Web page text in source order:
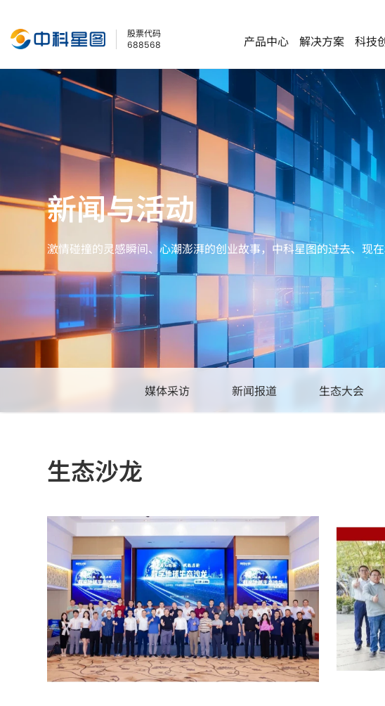
股票代码
688568
产品中心
产品中心
低空经济
商业航天
地理信息
低空经济
低空在
低空规
安全
飞行
场景应
解决方案
解决方案
低空经济
商业航天
地理信息
低空经济
面向政
面向企
面向
科技
科技创新
三大创新平台
五大核心能力
产业应用研究院
三大创新平台
遥感卫星
地球智能计
卫星互联与
关于星图
企业简介
企业文化
企业战略
发展历程
旗下公司
ESG可持续
荣誉资质
联系我们
投资者关系
公司概况
公司公告
交流互动
实时股价
旗下公司
星图测控 星图地球
星图资本 星图低空云
星图维天信 星图天辰
星图亿水 星图智源
中科数测 星图智慧
星图创奇
星图慧安
星图深海
新闻与活动
激情碰撞的灵感瞬间、心潮澎湃的创业故事，中科星图的过去、现
媒体采访 新闻报道 生态大会
生态沙龙